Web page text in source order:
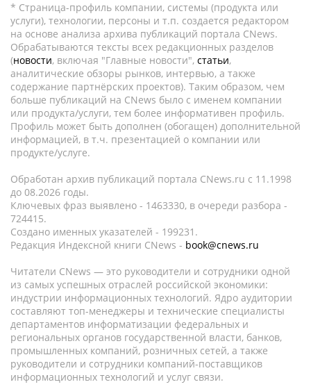
* Страница-профиль компании, системы (продукта или
услуги), технологии, персоны и т.п. создается редактором
на основе анализа архива публикаций портала CNews.
Обрабатываются тексты всех редакционных разделов
(новости, включая "Главные новости", статьи,
аналитические обзоры рынков, интервью, а также
содержание партнёрских проектов). Таким образом, чем
больше публикаций на CNews было с именем компании
или продукта/услуги, тем более информативен профиль.
Профиль может быть дополнен (обогащен) дополнительной
информацией, в т.ч. презентацией о компании или
продукте/услуге.
Обработан архив публикаций портала CNews.ru c 11.1998
до 08.2026 годы.
Ключевых фраз выявлено - 1463330, в очереди разбора -
724415.
Создано именных указателей - 199231.
Редакция Индексной книги CNews - book@cnews.ru
Читатели CNews — это руководители и сотрудники одной
из самых успешных отраслей российской экономики:
индустрии информационных технологий. Ядро аудитории
составляют топ-менеджеры и технические специалисты
департаментов информатизации федеральных и
региональных органов государственной власти, банков,
промышленных компаний, розничных сетей, а также
руководители и сотрудники компаний-поставщиков
информационных технологий и услуг связи.